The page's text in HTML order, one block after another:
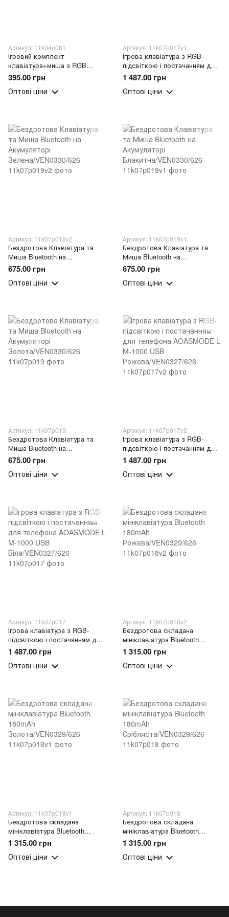
Артикул: 11k04p081
Ігровий комплект
клавіатура+миша з RGB
підсвічуванням Gaming G21B
(205)
395.00 грн
Оптові ціни
Артикул: 11k07p017v1
Ігрова клавіатура з RGB-
підсвіткою і постачанням для
телефона AOASMODE L M-
1000 USB Чорна/VEN0327/626
1 487.00 грн
Оптові ціни
Артикул: 11k07p019v2
Бездротова Клавіатура та
Миша Bluetooth на
Акумуляторі
Зелена/VEN0330/626
675.00 грн
Оптові ціни
Артикул: 11k07p019v1
Бездротова Клавіатура та
Миша Bluetooth на
Акумуляторі
Блакитна/VEN0330/626
675.00 грн
Оптові ціни
Артикул: 11k07p019
Бездротова Клавіатура та
Миша Bluetooth на
Акумуляторі
Золота/VEN0330/626
675.00 грн
Оптові ціни
Артикул: 11k07p017v2
Ігрова клавіатура з RGB-
підсвіткою і постачанням для
телефона AOASMODE L M-
1000 USB
Рожева/VEN0327/626
1 487.00 грн
Оптові ціни
Артикул: 11k07p017
Ігрова клавіатура з RGB-
підсвіткою і постачанням для
телефона AOASMODE L M-
1000 USB Біла/VEN0327/626
1 487.00 грн
Оптові ціни
Артикул: 11k07p018v2
Бездротова складана
мініклавіатура Bluetooth
180mAh Рожева/VEN0329/626
1 315.00 грн
Оптові ціни
Артикул: 11k07p018v1
Бездротова складана
мініклавіатура Bluetooth
180mAh Золота/VEN0329/626
1 315.00 грн
Оптові ціни
Артикул: 11k07p018
Бездротова складана
мініклавіатура Bluetooth
180mAh
Срібляста/VEN0329/626
1 315.00 грн
Оптові ціни